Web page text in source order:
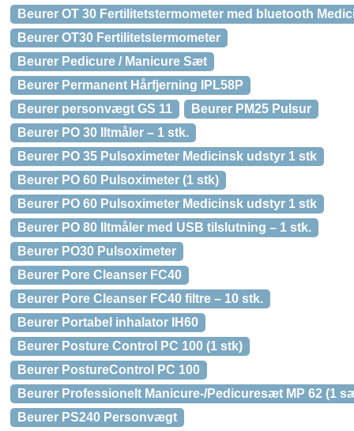
Beurer OT 30 Fertilitetstermometer med bluetooth
Beurer OT30 Fertilitetstermometer
Beurer Pedicure / Manicure Sæt
Beurer Permanent Hårfjerning IPL58P
Beurer personvægt GS 11
Beurer PM25 Pulsur
Beurer PO 30 Iltmåler – 1 stk.
Beurer PO 35 Pulsoximeter Medicinsk udstyr 1 stk
Beurer PO 60 Pulsoximeter (1 stk)
Beurer PO 60 Pulsoximeter Medicinsk udstyr 1 stk
Beurer PO 80 Iltmåler med USB tilslutning – 1 stk.
Beurer PO30 Pulsoximeter
Beurer Pore Cleanser FC40
Beurer Pore Cleanser FC40 filtre – 10 stk.
Beurer Portabel inhalator IH60
Beurer Posture Control PC 100 (1 stk)
Beurer PostureControl PC 100
Beurer Professionelt Manicure-/Pedicuresæt MP 62 (1
Beurer PS240 Personvægt